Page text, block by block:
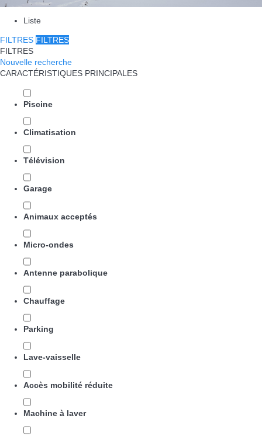
Liste
FILTRES FILTRES
FILTRES
Nouvelle recherche
CARACTÉRISTIQUES PRINCIPALES
Piscine
Climatisation
Télévision
Garage
Animaux acceptés
Micro-ondes
Antenne parabolique
Chauffage
Parking
Lave-vaisselle
Accès mobilité réduite
Machine à laver